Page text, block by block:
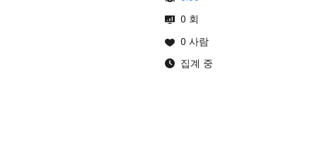
0 회
0 사람
집계 중